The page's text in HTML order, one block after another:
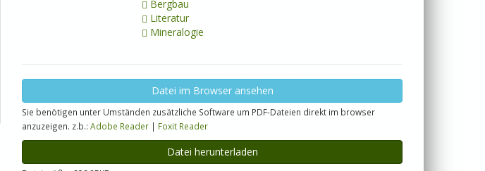
Bergbau
Literatur
Mineralogie
Datei im Browser ansehen
Sie benötigen unter Umständen zusätzliche Software um PDF-Dateien direkt im browser
anzuzeigen. z.b.: Adobe Reader | Foxit Reader
Datei herunterladen